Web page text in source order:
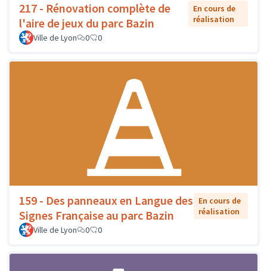
217 - Rénovation complète de
l'aire de jeux du parc Bazin
En cours de
réalisation
Ville de Lyon
0 0
159 - Des panneaux en Langue des
Signes Française au parc Bazin
En cours de
réalisation
Ville de Lyon
0 0